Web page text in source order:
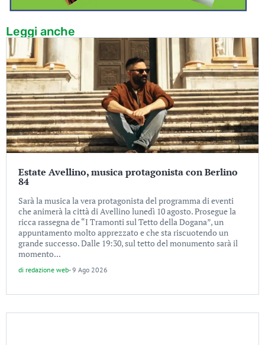
Leggi anche
Estate Avellino, musica protagonista con Berlino
84
Sarà la musica la vera protagonista del programma di eventi
che animerà la città di Avellino lunedì 10 agosto. Prosegue la
ricca rassegna de “I Tramonti sul Tetto della Dogana”, un
appuntamento molto apprezzato e che sta riscuotendo un
grande successo. Dalle 19:30, sul tetto del monumento sarà il
momento...
di redazione web-9 Ago 2026